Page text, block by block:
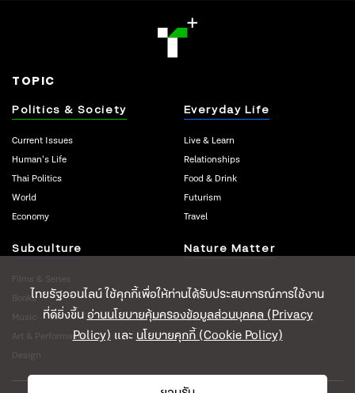
ไทยรัฐออนไลน์ ใช้คุกกี้เพื่อให้ท่านได้รับประสบการณ์การใช้งาน
ที่ดียิ่งขึ้นอ่านนโยบายคุ้มครองข้อมูลส่วนบุคคล (Privacy
Policy) และนโยบายคุกกี้ (Cookie Policy)
TOPIC
Politics & Society
Current Issues
Human’s Life
Thai Politics
World
Economy
Everyday Life
Live & Learn
Relationships
Food & Drink
Futurism
Travel
Subculture
Films & Series
Books
Music
Art & Performance
Design
Nature Matter